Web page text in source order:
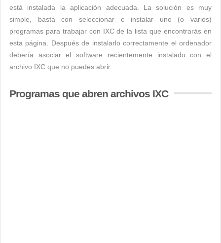
está instalada la aplicación adecuada. La solución es muy
simple, basta con seleccionar e instalar uno (o varios)
programas para trabajar con IXC de la lista que encontrarás en
esta página. Después de instalarlo correctamente el ordenador
debería asociar el software recientemente instalado con el
archivo IXC que no puedes abrir.
Programas que abren archivos IXC